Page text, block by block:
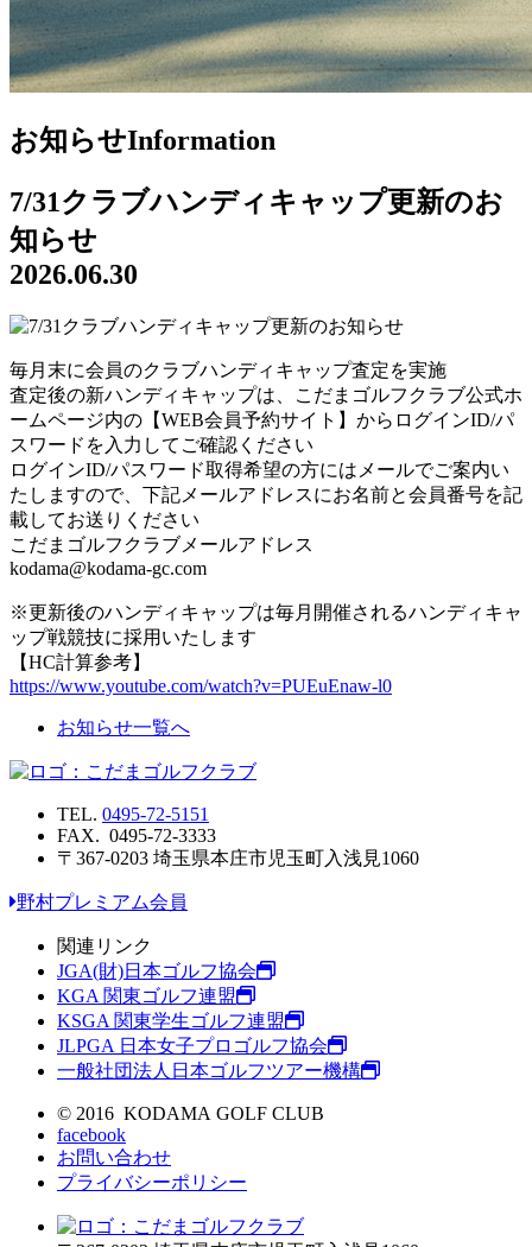
お知らせInformation
7/31クラブハンディキャップ更新のお
知らせ
2026.06.30
毎月末に会員のクラブハンディキャップ査定を実施
査定後の新ハンディキャップは、こだまゴルフクラブ公式ホ
ームページ内の【WEB会員予約サイト】からログインID/パ
スワードを入力してご確認ください
ログインID/パスワード取得希望の方にはメールでご案内い
たしますので、下記メールアドレスにお名前と会員番号を記
載してお送りください
こだまゴルフクラブメールアドレス
kodama@kodama-gc.com
※更新後のハンディキャップは毎月開催されるハンディキャ
ップ戦競技に採用いたします
【HC計算参考】
https://www.youtube.com/watch?v=PUEuEnaw-l0
お知らせ一覧へ
TEL. 0495-72-5151
FAX. 0495-72-3333
〒367-0203 埼玉県本庄市児玉町入浅見1060
野村プレミアム会員
関連リンク
JGA(財)日本ゴルフ協会
KGA 関東ゴルフ連盟
KSGA 関東学生ゴルフ連盟
JLPGA 日本女子プロゴルフ協会
一般社団法人日本ゴルフツアー機構
© 2016 KODAMA GOLF CLUB
facebook
お問い合わせ
プライバシーポリシー